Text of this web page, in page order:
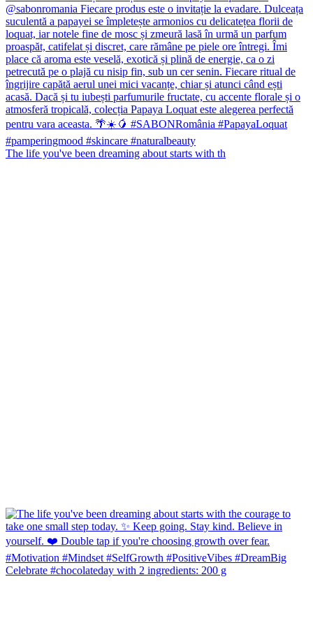
The life you've been dreaming about starts with th
Celebrate #chocolateday with 2 ingredients: 200 g